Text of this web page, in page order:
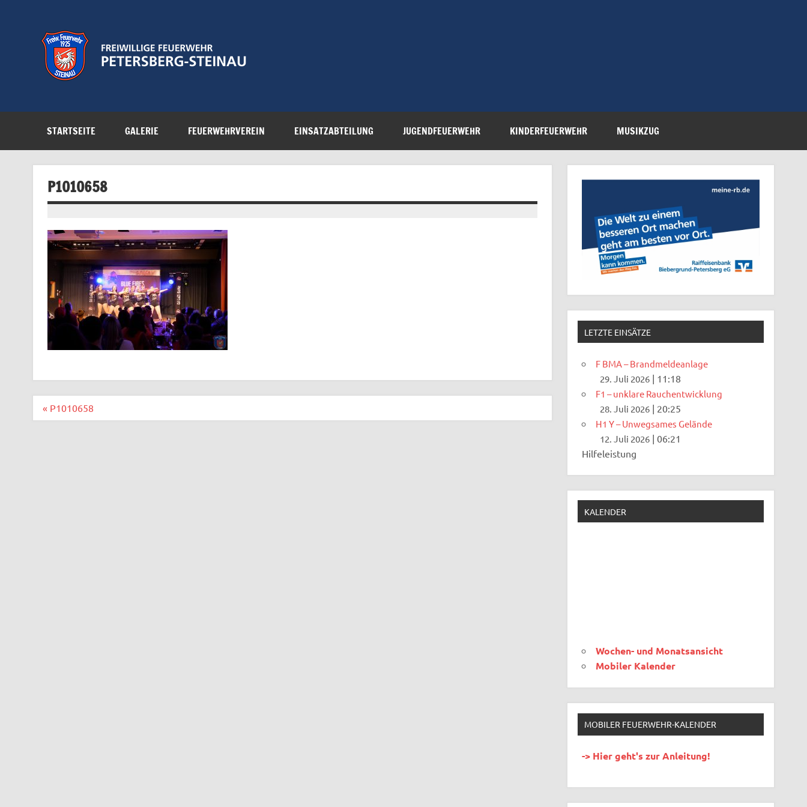
STARTSEITE GALERIE FEUERWEHRVEREIN EINSATZABTEILUNG JUGENDFEUERWEHR KINDERFEUERWEHR MUSIKZUG
P1010658
Beitragsnavigation
« P1010658
LETZTE EINSÄTZE
F BMA – Brandmeldeanlage
29. Juli 2026 | 11:18
F1 – unklare Rauchentwicklung
28. Juli 2026 | 20:25
H1 Y – Unwegsames Gelände
12. Juli 2026 |06:21
Hilfeleistung
KALENDER
Wochen- und Monatsansicht
Mobiler Kalender
MOBILER FEUERWEHR-KALENDER
-> Hier geht's zur Anleitung!